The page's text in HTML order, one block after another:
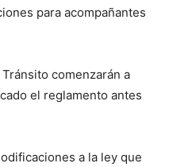
para acompañantes
comenzarán a
el reglamento antes
a la ley que